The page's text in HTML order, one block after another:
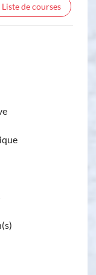
Liste de courses